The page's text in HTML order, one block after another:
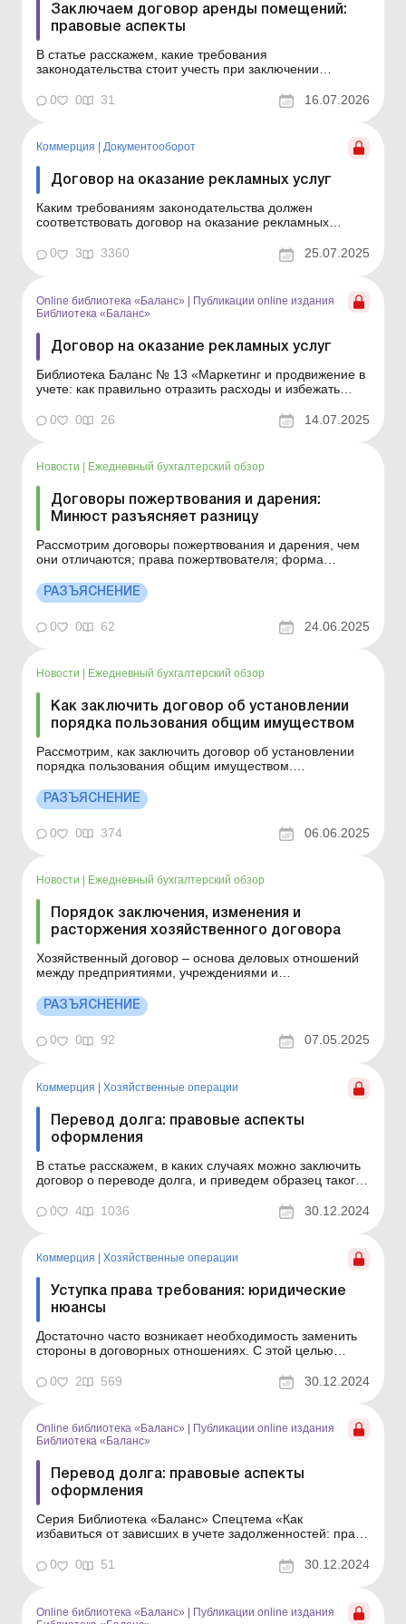
Заключаем договор аренды помещений:
правовые аспекты
В статье расскажем, какие требования
законодательства стоит учесть при заключении
предусмотреть в договоре, а также ответим на
актуальные вопросы. Библиотека Баланс № 13
При аренде помещ...
0 0 31 16.07.2026
Коммерция Документооборот
Договор на оказание рекламных услуг
Каким требованиям законодательства должен
соответствовать договор на оказание рекламных
ответственность может быть применена за нарушение
законодательства в сфере рекламы? Ответы на эти
0 3 3360 25.07.2025
Online библиотека «Баланс» | Публикации online издания
Библиотека «Баланс»
Договор на оказание рекламных услуг
Библиотека Баланс № 13 «Маркетинг и продвижение в
учете: как правильно отразить расходы и избежать
сфере рекламы законодательством предусмотрены
определенные правила, которые следует соблюдать
0 0 26 14.07.2025
Новости | Ежедневный бухгалтерский обзор
Договоры пожертвования и дарения:
Минюст разъясняет разницу
Рассмотрим договоры пожертвования и дарения, чем
они отличаются; права пожертвователя; форма
Больше по теме: Акт приемки-передачи транспортного
средства по договору дарения Дарение доли в ООО:
как оформить? Договор дарения доли в уставном к...
РАЗЪЯСНЕНИЕ
0 0 62 24.06.2025
Новости Ежедневный бухгалтерский обзор
Как заключить договор об установлении
порядка пользования общим имуществом
Рассмотрим, как заключить договор об установлении
порядка пользования общим имуществом.
собственности остается актуальной, что
подтверждается не только в рамках раздела общего
имущества (в частности, в случае расторжения брака,
наследования или обретения права ...
РАЗЪЯСНЕНИЕ
0 0 374 06.06.2025
Новости Ежедневный бухгалтерский обзор
Порядок заключения, изменения и
расторжения хозяйственного договора
Хозяйственный договор – основа деловых отношений
между предприятиями, учреждениями и
заключения договоров, основания для их изменения
или расторжения и т. п. Хозяйственный договор
является основой деловых отношений между
предприятиями, учреждения...
РАЗЪЯСНЕНИЕ
0 0 92 07.05.2025
Коммерция | Хозяйственные операции
Перевод долга: правовые аспекты
оформления
В статье расскажем, в каких случаях можно заключить
договор о переводе долга, и приведем образец такого
заключить договор о переводе долга, и приведем
0 4 1036 30.12.2024
Коммерция Хозяйственные операции
Уступка права требования: юридические
нюансы
Достаточно часто возникает необходимость заменить
стороны в договорных отношениях. С этой целью
требования. При этом варианте один кредитор
заменяется другим, а должник остается прежним. Об
речь в статье. Доста...
0 2 569 30.12.2024
Online библиотека «Баланс»
Публикации online издания
Библиотека «Баланс»
Перевод долга: правовые аспекты
оформления
Серия Библиотека «Баланс» Спецтема «Как
избавиться от зависших в учете задолженностей: право
заключить договор о переводе долга, и приведем
образец такого договора. Суть договора Перевод долга
0 0 51 30.12.2024
Online библиотека «Баланс» | Публикации online издания